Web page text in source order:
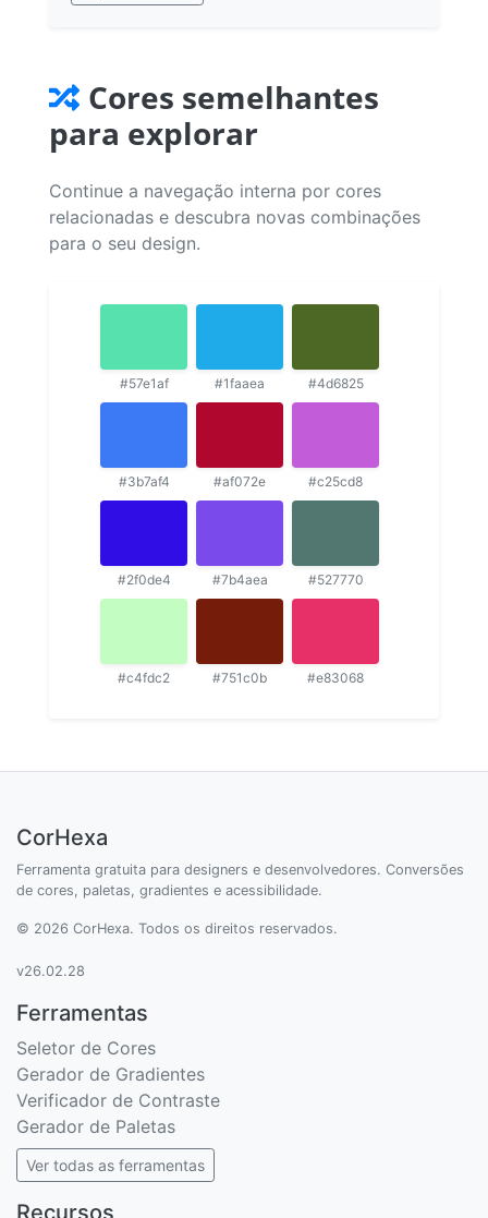
Cores semelhantes
para explorar
Continue a navegação interna por cores
relacionadas e descubra novas combinações
para o seu design.
#57e1af #1faaea #4d6825
#3b7af4 #af072e #c25cd8
#2f0de4 #7b4aea #527770
#c4fdc2 #751c0b #e83068
CorHexa
Ferramenta gratuita para designers e desenvolvedores. Conversões
de cores, paletas, gradientes e acessibilidade.
© 2026 CorHexa. Todos os direitos reservados.
v26.02.28
Ferramentas
Seletor de Cores
Gerador de Gradientes
Verificador de Contraste
Gerador de Paletas
Ver todas as ferramentas
Recursos